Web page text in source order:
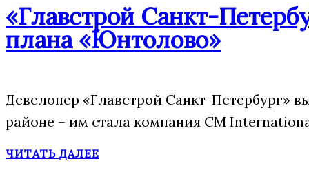
«Главстрой Санкт-
плана «Юнтолово»
Девелопер «Главстрой Санкт-Петербург»
районе – им стала компания CM
ЧИТАТЬ ДАЛЕЕ